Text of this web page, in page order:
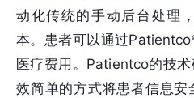
动化传统的手动后台处理
本。患者可以通过
医疗费用。Patientco的技
效简单的方式将患者信息